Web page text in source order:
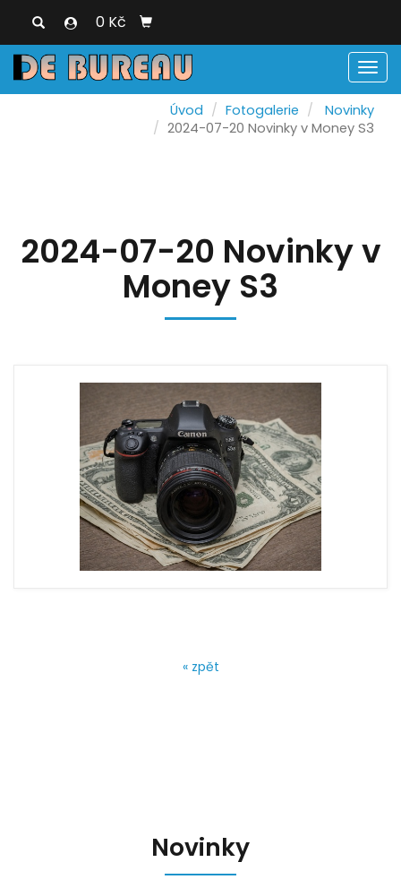
0 Kč
Úvod Fotogalerie
Novinky
2024-07-20 Novinky v Money S3
2024-07-20 Novinky v
Money S3
« zpět
Novinky